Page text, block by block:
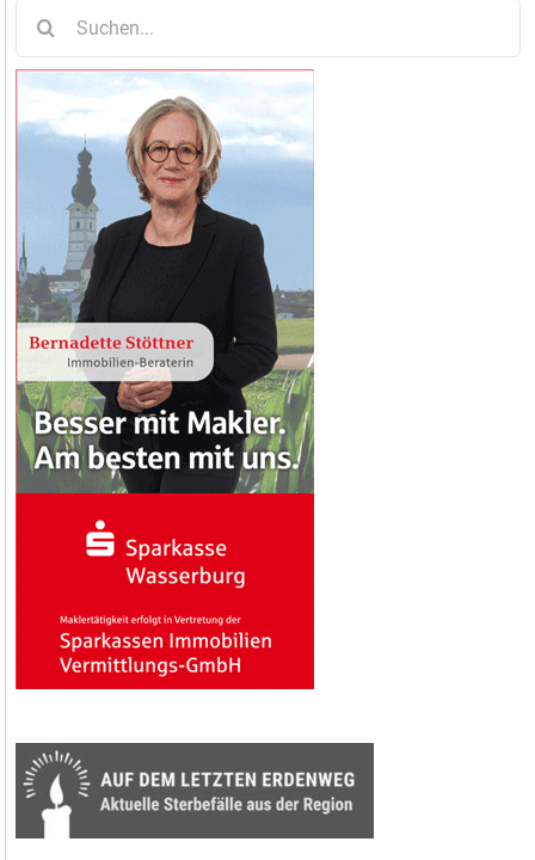
nach: